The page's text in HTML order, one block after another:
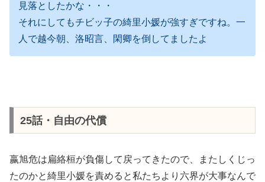
見落としたかな・・・
それにしてもチビッ子の綺里小媛が強すぎですね。一
人で越今朝、洛昭言、閑卿を倒してましたよ
25話・自由の代償
嬴旭危は扁絡桓が負傷して戻ってきたので、またしくじっ
たのかと綺里小媛を責めると私たちより六界が大事なんで